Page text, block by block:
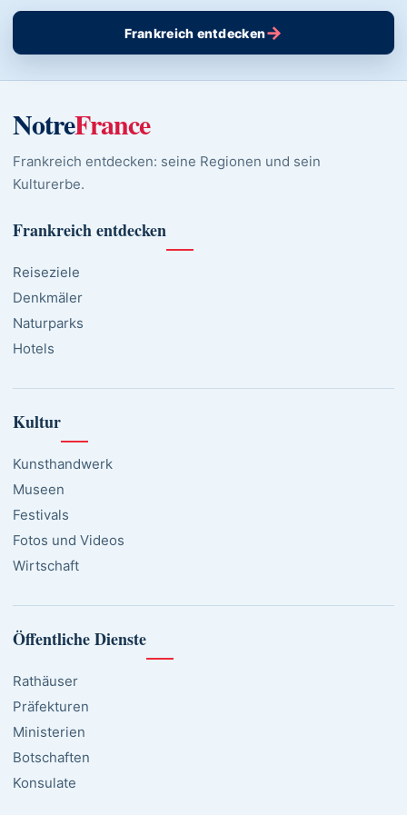
Frankreich entdecken→
NotreFrance
Frankreich entdecken: seine Regionen und sein
Kulturerbe.
Frankreich entdecken
Reiseziele
Denkmäler
Naturparks
Hotels
Kultur
Kunsthandwerk
Museen
Festivals
Fotos und Videos
Wirtschaft
Öffentliche Dienste
Rathäuser
Präfekturen
Ministerien
Botschaften
Konsulate